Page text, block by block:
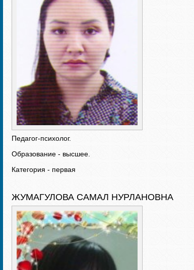
Педагог-психолог.
Образование - высшее.
Категория - первая
ЖУМАГУЛОВА САМАЛ НУРЛАНОВНА